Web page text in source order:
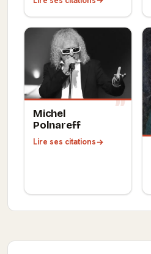
Michel
Polnareff
Lire ses citations